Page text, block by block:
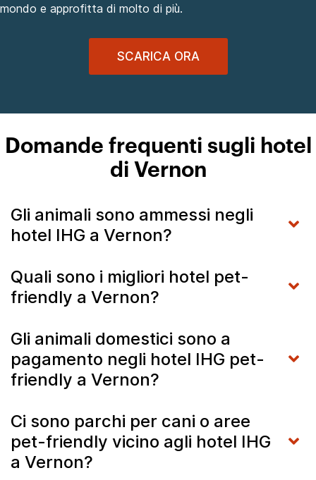
mondo e approfitta di molto di più.
SCARICA ORA
Domande frequenti sugli hotel
di Vernon
Gli animali sono ammessi negli
hotel IHG a Vernon?
Quali sono i migliori hotel pet-
friendly a Vernon?
Gli animali domestici sono a
pagamento negli hotel IHG pet-
friendly a Vernon?
Ci sono parchi per cani o aree
pet-friendly vicino agli hotel IHG
a Vernon?